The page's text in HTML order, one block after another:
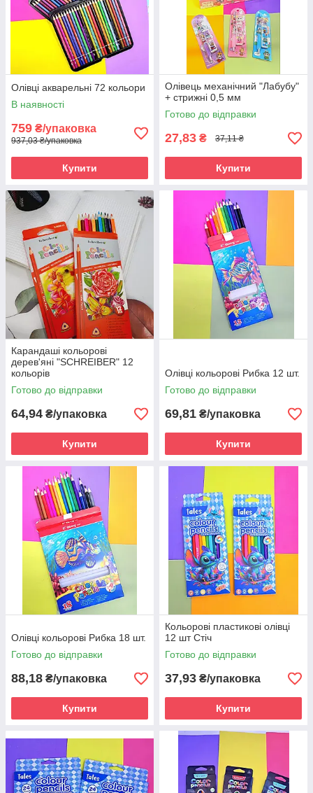
Олівці акварельні 72 кольори
В наявності
759 ₴/упаковка
937,03 ₴/упаковка
Купити
Олівець механічний "Лабубу"
+ стрижні 0,5 мм
Готово до відправки
27,83 ₴ 37,11 ₴
Купити
Карандаші кольорові
дерев'яні "SCHREIBER" 12
кольорів
Готово до відправки
64,94 ₴/упаковка
Купити
Олівці кольорові Рибка 12 шт.
Готово до відправки
69,81 ₴/упаковка
Купити
Олівці кольорові Рибка 18 шт.
Готово до відправки
88,18 ₴/упаковка
Купити
Кольорові пластикові олівці
12 шт Стіч
Готово до відправки
37,93 ₴/упаковка
Купити